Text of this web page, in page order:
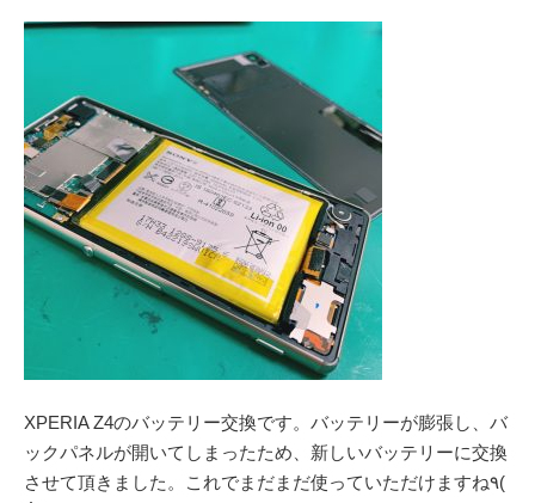
XPERIA Z4のバッテリー交換です。バッテリーが膨張し、バ
ックパネルが開いてしまったため、新しいバッテリーに交換
させて頂きました。これでまだまだ使っていただけますね٩(